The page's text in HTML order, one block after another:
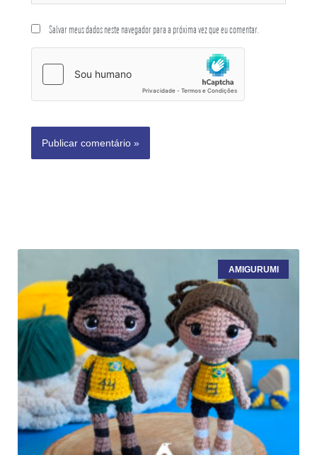
Salvar meus dados neste navegador para a próxima vez que eu comentar.
AMIGURUMI